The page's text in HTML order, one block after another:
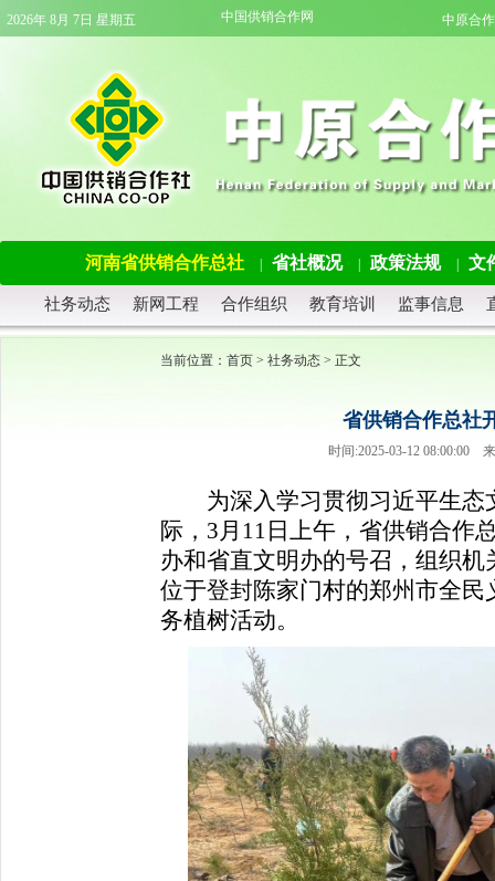
2026年 8月 7日 星期五 中国供销合作网 中原合
河南省供销合作总社 省社概况 政策法规 文
社务动态 新网工程 合作组织 教育培训 监事信息
当前位置： 首页 > 社务动态 > 正文
省供销合作总社
时间:2025-03-12 08:00:00
为深入学习贯彻习近平生态
际，3月11日上午，省供销合作
办和省直文明办的号召，组织
位于登封陈家门村的郑州市全
务植树活动。